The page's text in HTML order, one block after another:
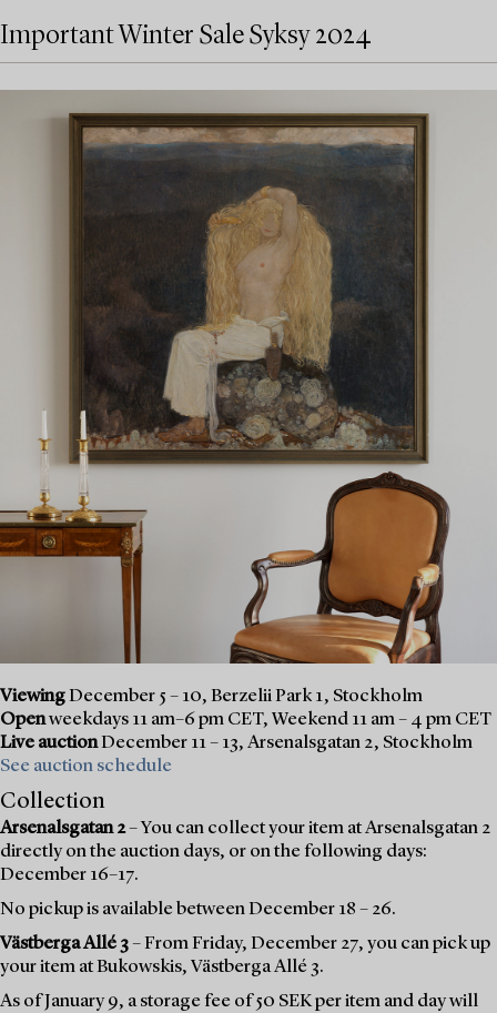
Important Winter Sale Syksy 2024
ViewingDecember 5 – 10, Berzelii Park 1, Stockholm
Openweekdays 11 am–6 pm CET, Weekend 11 am – 4 pm CET
Live auctionDecember 11 – 13, Arsenalsgatan 2, Stockholm
See auction schedule
Collection
Arsenalsgatan 2– You can collect your item at Arsenalsgatan 2
directly on the auction days, or on the following days:
December 16–17.
No pickup is available between December 18 – 26.
Västberga Allé 3– From Friday, December 27, you can pick up
your item at Bukowskis, Västberga Allé 3.
As of January 9, a storage fee of 50 SEK per item and day will